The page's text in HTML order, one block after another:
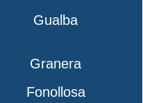
Gualba
Granera
Fonollosa